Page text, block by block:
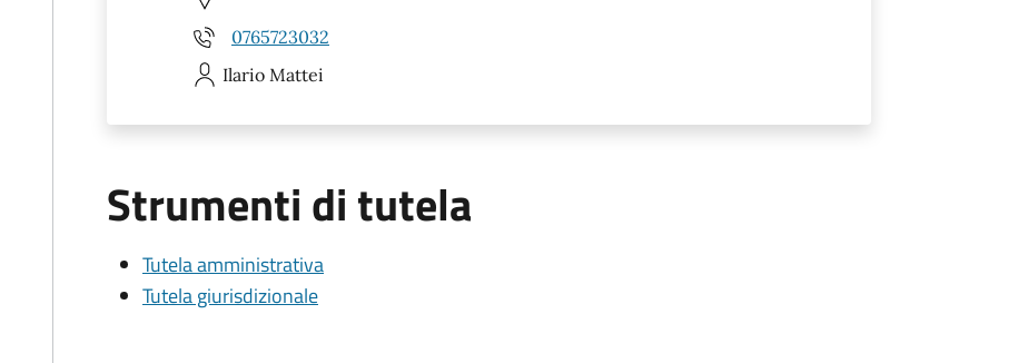
0765723032
Ilario Mattei
Strumenti di tutela
Tutela amministrativa
Tutela giurisdizionale